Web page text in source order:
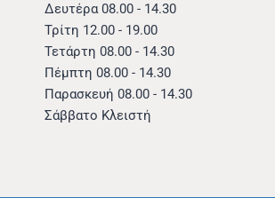
Δευτέρα 08.00 - 14.30
Τρίτη 12.00 - 19.00
Τετάρτη 08.00 - 14.30
Πέμπτη 08.00 - 14.30
Παρασκευή 08.00 - 14.30
Σάββατο Κλειστή